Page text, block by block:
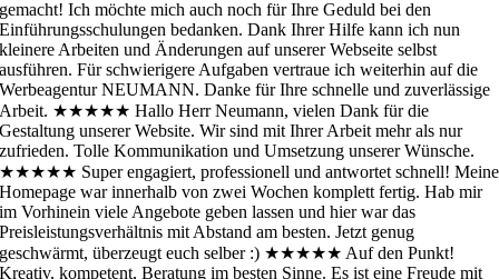
gemacht! Ich möchte mich auch noch für Ihre Geduld bei den
Einführungsschulungen bedanken. Dank Ihrer Hilfe kann ich nun
kleinere Arbeiten und Änderungen auf unserer Webseite selbst
ausführen. Für schwierigere Aufgaben vertraue ich weiterhin auf die
Werbeagentur NEUMANN. Danke für Ihre schnelle und zuverlässige
Arbeit. ★★★★★ Hallo Herr Neumann, vielen Dank für die
Gestaltung unserer Website. Wir sind mit Ihrer Arbeit mehr als nur
zufrieden. Tolle Kommunikation und Umsetzung unserer Wünsche.
★★★★★ Super engagiert, professionell und antwortet schnell! Meine
Homepage war innerhalb von zwei Wochen komplett fertig. Hab mir
im Vorhinein viele Angebote geben lassen und hier war das
Preisleistungsverhältnis mit Abstand am besten. Jetzt genug
geschwärmt, überzeugt euch selber :) ★★★★★ Auf den Punkt!
Kreativ, kompetent, Beratung im besten Sinne. Es ist eine Freude mit